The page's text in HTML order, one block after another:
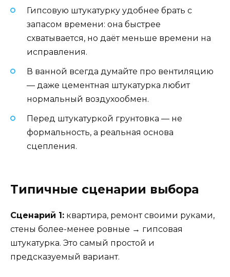
Гипсовую штукатурку удобнее брать с
запасом времени: она быстрее
схватывается, но даёт меньше времени на
исправления.
В ванной всегда думайте про вентиляцию
— даже цементная штукатурка любит
нормальный воздухообмен.
Перед штукатуркой грунтовка — не
формальность, а реальная основа
сцепления.
Типичные сценарии выбора
Сценарий 1: квартира, ремонт своими руками,
стены более-менее ровные → гипсовая
штукатурка. Это самый простой и
предсказуемый вариант.